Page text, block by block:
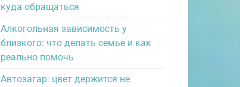
куда обращаться
Алкогольная зависимость у
близкого: что делать семье и как
реально помочь
Автозагар: цвет держится не